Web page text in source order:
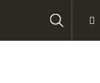
Hledat